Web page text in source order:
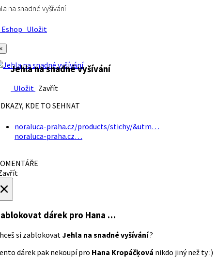
na snadné vyšívání
Uložit
Jehla na snadné vyšívání
Uložit Zavřít
KDE TO SEHNAT
noraluca-praha.cz/products/stichy/&utm…
noraluca-praha.cz…
dárek pro Hana …
si zablokovatJehla na snadné vyšívání?
dárek pak nekoupí pro Hana Kropáčķová nikdo jiný než ty :)